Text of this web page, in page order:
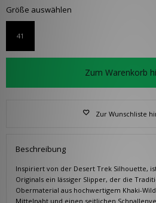
Größe auswählen
41
Zum Warenkorb
Zur Wunschliste
Beschreibung
Inspiriert von der Desert Trek Silhouette,
Originals ein lässiger Slipper, der die
Obermaterial aus hochwertigem Khaki-
Mittelnaht und einen seitlichen